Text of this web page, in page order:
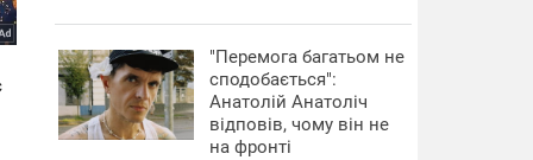
"Перемога багатьом не
сподобається":
Анатолій Анатоліч
відповів, чому він не
на фронті